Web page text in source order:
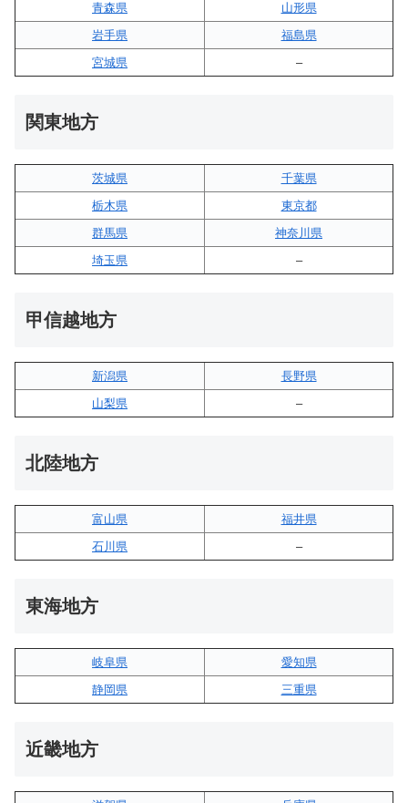
青森県
山形県
岩手県
福島県
宮城県
–
関東地方
茨城県
千葉県
栃木県
東京都
群馬県
神奈川県
埼玉県
–
甲信越地方
新潟県
長野県
山梨県
–
北陸地方
富山県
福井県
石川県
–
東海地方
岐阜県
愛知県
静岡県
三重県
近畿地方